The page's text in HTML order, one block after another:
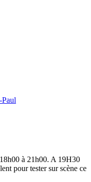
Paul
à 21h00. A 19H30
pour tester sur scène ce